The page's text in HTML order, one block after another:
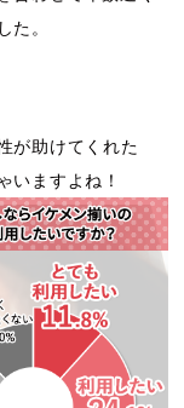
た。
が助けてくれた
いますよね！